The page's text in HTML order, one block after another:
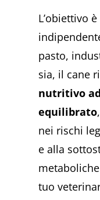
L’obiettivo
pasto,
sia, il cane
nutritivo
equilibrato
nei rischi
e alla
tuo